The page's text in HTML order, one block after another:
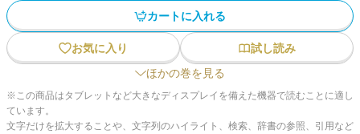
カートに入れる
お気に入り
試し読み
ほかの巻を見る
※この商品はタブレットなど大きなディスプレイを備えた機器で読むことに適し
ています。
文字だけを拡大することや、文字列のハイライト、検索、辞書の参照、引用など